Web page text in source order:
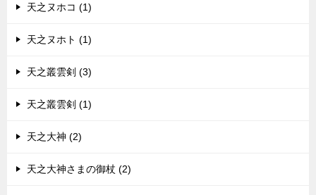
天之ヌホコ (1)
天之ヌホト (1)
天之叢雲剣 (3)
天之叢雲剣 (1)
天之大神 (2)
天之大神さまの御杖 (2)